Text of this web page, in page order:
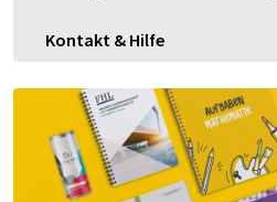
Kontakt & Hilfe